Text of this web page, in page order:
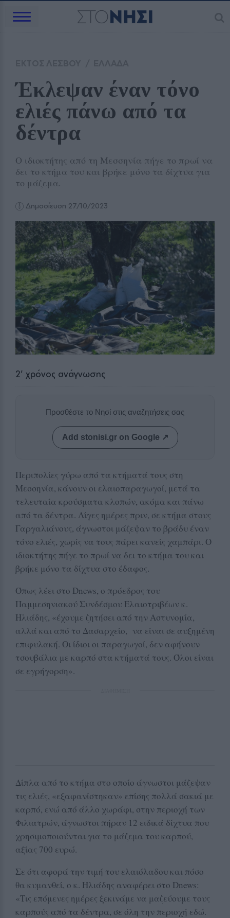
Έκλεψαν έναν τόνο
ελιές πάνω από τα
δέντρα
Ο ιδιοκτήτης από τη Μεσσηνία πήγε το πρωί να
δει το κτήμα του και βρήκε μόνο τα δίχτυα για
το μάζεμα.
Δημοσίευση 27/10/2023
2' χρόνος ανάγνωσης
Προσθέστε το Νησί στις αναζητήσεις σας
Add stonisi.gr on Google ↗
Περιπολίες γύρω από τα κτήματά τους στη
Μεσσηνία, κάνουν οι ελαιοπαραγωγοί, μετά τα
τελευταία κρούσματα κλοπών, ακόμα και πάνω
από τα δέντρα. Λίγες ημέρες πριν, σε κτήμα στους
Γαργαλιάνους, άγνωστοι μάζεψαν το βράδυ έναν
τόνο ελιές, χωρίς να τους πάρει κανείς χαμπάρι. Ο
ιδιοκτήτης πήγε το πρωί να δει το κτήμα του και
βρήκε μόνο τα δίχτυα στο έδαφος.
Όπως λέει στο Dnews, ο πρόεδρος του
Παμμεσηνιακού Συνδέσμου Ελαιοτριβέων κ.
Ηλιάδης, «έχουμε ζητήσει από την Αστυνομία,
αλλά και από το Δασαρχείο, να είναι σε αυξημένη
επιφυλακή. Οι ίδιοι οι παραγωγοί, δεν αφήνουν
τσουβάλια με καρπό στα κτήματά τους. Όλοι είναι
σε εγρήγορση».
Δίπλα από το κτήμα στο οποίο άγνωστοι μάζεψαν
τις ελιές, «εξαφανίστηκαν» επίσης πολλά σακιά με
καρπό, ενώ από άλλο χωράφι, στην περιοχή των
Φιλιατρών, άγνωστοι πήραν 12 ειδικά δίχτυα που
χρησιμοποιούνται για το μάζεμα του καρπού,
αξίας 700 ευρώ.
Σε ότι αφορά την τιμή του ελαιόλαδου και πόσο
θα κυμανθεί, ο κ. Ηλιάδης αναφέρει στο Dnews:
«Τις επόμενες ημέρες ξεκινάμε να μαζεύουμε τους
καρπούς από τα δέντρα, σε όλη την περιοχή εδώ.